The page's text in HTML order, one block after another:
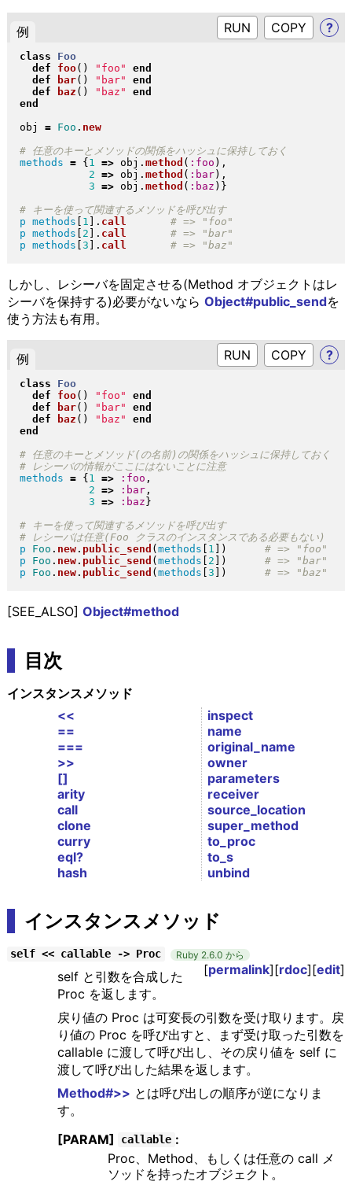
例 RUN ?
class
Foo
def
foo( ) " foo "
end
def
bar( ) " bar"
end
def
baz ( ) " baz "
end
end
obj = Foo . new
methods = { 1 => obj . method ( :foo ) ,
2 => obj . method ( :bar) ,
3 => obj . method ( :baz ) }
# キーを使って関連するメソッドを呼び出す
p methods 1 . call
p methods 2 . call
p methods 3 . call
しかし、レシーバを固定させる(Method オブジェクトはレ
シーバを保持する)必要がないなら Object#public_sendを
使う方法も有用。
例 RUN ?
class
Foo
def
foo( ) " foo "
end
def
bar( ) " bar"
end
def
baz ( ) " baz "
end
end
# レシーバの情報がここにはないことに注意
methods = { 1 => :foo ,
2 => :bar,
3 => :baz }
# キーを使って関連するメソッドを呼び出す
p
Foo . new. public_send ( methods 1 )
p
Foo . new. public_send ( methods 2 )
p
Foo . new. public_send ( methods 3 )
[SEE_ALSO] Object#method
目次
インスタンスメソッド
<<
==
===
>>
[]
arity
call
clone
curry
eql?
hash
inspect
name
original_name
owner
parameters
receiver
source_location
super_method
to_proc
to_s
unbind
インスタンスメソッド
self << callable -> Proc Ruby 2.6.0 から
[permalink][rdoc][edit]
self と引数を合成した
Proc を返します。
戻り値の Proc は可変長の引数を受け取ります。戻
り値の Proc を呼び出すと、まず受け取った引数を
callable に渡して呼び出し、その戻り値を self に
渡して呼び出した結果を返します。
Method#>> とは呼び出しの順序が逆になりま
す。
[PARAM]
callable :
Proc、Method、もしくは任意の call メ
ソッドを持ったオブジェクト。